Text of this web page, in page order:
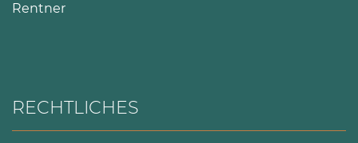
Rentner
RECHTLICHES